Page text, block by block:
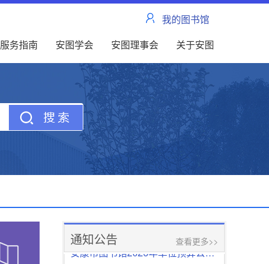
服务指南 安图学会 安图理事会 关于安图
我的图书馆
通知公告 查看更多>>
“全民消防、生命至上——安全用火用电”全国消防宣传月来啦！
2025-11-25
总决赛名单 | 第六届“琅琅书声满全城 我是安康讲书人——书香伴成长·读书向未来”全市青少年儿童组讲书人大赛总决赛名单出炉！
总决赛名单 | 第六届“琅琅书声满全城 我是安康讲书人——书香伴成长·读书向未来”全市青少年儿童组讲书人大赛总决赛名单出炉！
2026-06-04
公示 | 第六届“琅琅书声满全城 我是安康讲书人” 高新、恒口赛区晋级名单揭晓
安康市图书馆2026年单位预算公开说明